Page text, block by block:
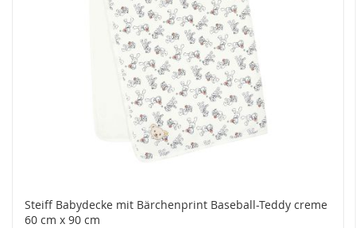
Steiff Babydecke mit Bärchenprint Baseball-Teddy creme
60 cm x 90 cm